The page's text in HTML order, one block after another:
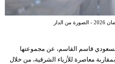
الدار
قاسم القاسم، عن مجموعتها
والتي تميزت بمقاربة معاصرة للأزياء الشرقية، من خلال